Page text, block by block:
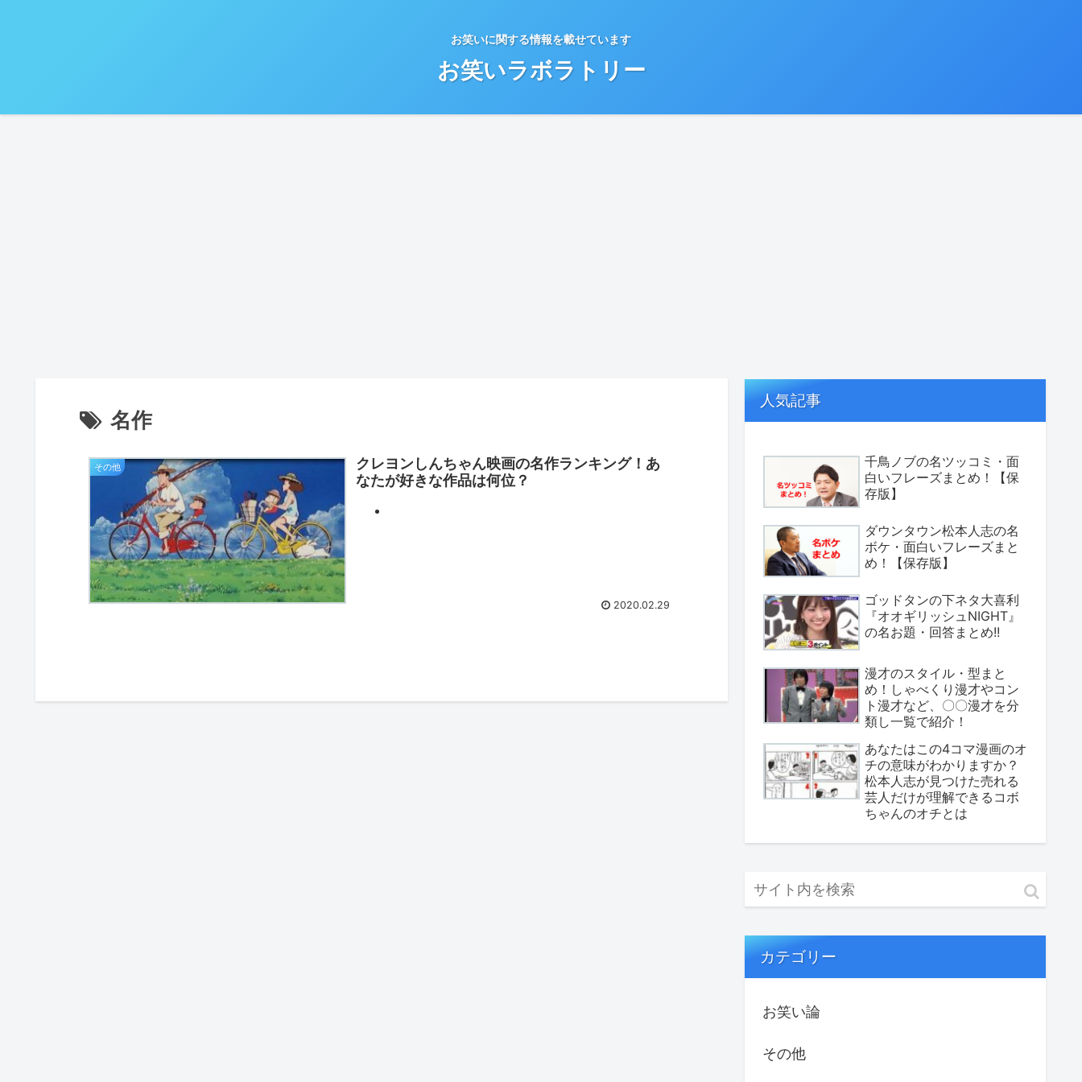
お笑いに関する情報を載せています
お笑いラボラトリー
名作
その他
クレヨンしんちゃん映画の名作ランキング！あ
なたが好きな作品は何位？
2020.02.29
人気記事
千鳥ノブの名ツッコミ・面
白いフレーズまとめ！【保
存版】
ダウンタウン松本人志の名
ボケ・面白いフレーズまと
め！【保存版】
ゴッドタンの下ネタ大喜利
『オオギリッシュNIGHT』
の名お題・回答まとめ!!
漫才のスタイル・型まと
め！しゃべくり漫才やコン
ト漫才など、〇〇漫才を分
類し一覧で紹介！
あなたはこの4コマ漫画のオ
チの意味がわかりますか？
松本人志が見つけた売れる
芸人だけが理解できるコボ
ちゃんのオチとは
カテゴリー
お笑い論
その他